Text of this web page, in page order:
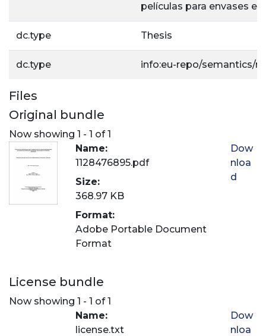
películas para envases
dc.type Thesis
dc.type info:eu-repo/semantics/
Files
Original bundle
Now showing 1 - 1 of 1
Name:
1128476895.pdf
Size:
368.97 KB
Format:
Adobe Portable Document
Format
Dow
nloa
d
License bundle
Now showing 1 - 1 of 1
Name:
license.txt
Dow
nloa